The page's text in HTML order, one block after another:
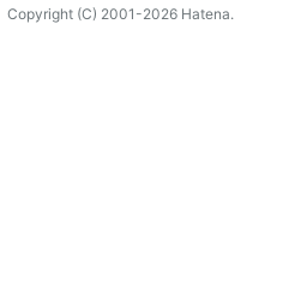
Copyright (C) 2001-2026 Hatena.